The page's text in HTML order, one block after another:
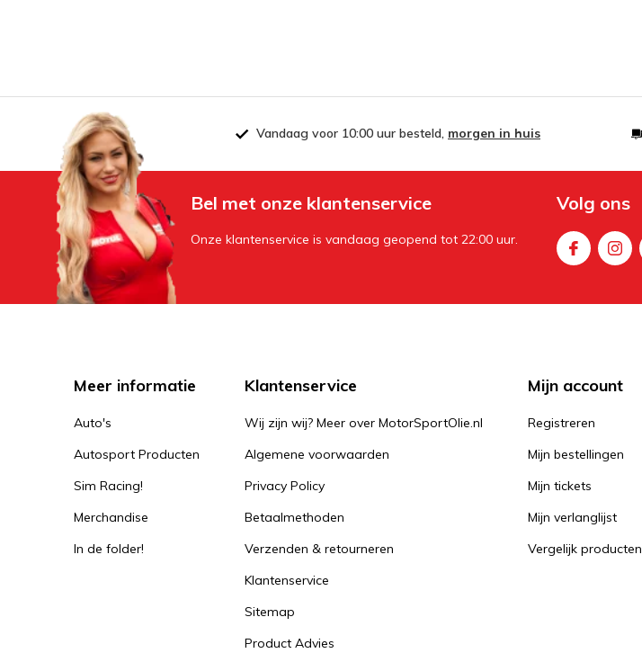
Vandaag voor 10:00 uur besteld, morgen in huis
Bel met onze klantenservice
Onze klantenservice is vandaag geopend tot 22:00 uur.
Volg ons
Meer informatie
Auto's
Autosport Producten
Sim Racing!
Merchandise
In de folder!
Klantenservice
Wij zijn wij? Meer over MotorSportOlie.nl
Algemene voorwaarden
Privacy Policy
Betaalmethoden
Verzenden & retourneren
Klantenservice
Sitemap
Product Advies
Mijn account
Registreren
Mijn bestellingen
Mijn tickets
Mijn verlanglijst
Vergelijk producten